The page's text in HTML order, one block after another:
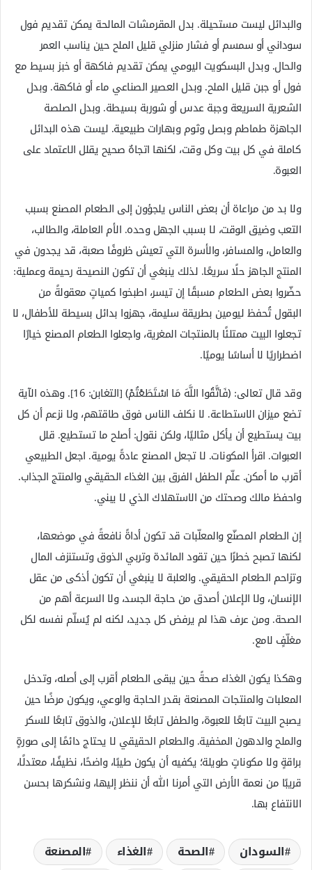
والبدائل ليست مستحيلة. بدل المقرمشات المالحة يمكن تقديم فول
سوداني أو سمسم أو فشار منزلي قليل الملح حين يناسب العمر
والحال. وبدل البسكويت اليومي يمكن تقديم فاكهة أو خبز بسيط مع
فول أو جبن قليل الملح. وبدل العصير الصناعي ماء أو فاكهة. وبدل
الشعرية السريعة وجبة عدس أو شوربة بسيطة. وبدل الصلصة
الجاهزة طماطم وبصل وثوم وبهارات طبيعية. ليست هذه البدائل
كاملة في كل بيت وكل وقت، لكنها اتجاهٌ صحيح يقلل الاعتماد على
العبوة.
ولا بد من مراعاة أن بعض الناس يلجؤون إلى الطعام المصنع بسبب
التعب وضيق الوقت، لا بسبب الجهل وحده. الأم العاملة، والطالب،
والعامل، والمسافر، والأسرة التي تعيش ظروفًا صعبة، قد يجدون في
المنتج الجاهز حلًا سريعًا. لذلك ينبغي أن تكون النصيحة رحيمة وعملية:
حضّروا بعض الطعام مسبقًا إن تيسر، اطبخوا كمياتٍ معقولةً من
البقول تُحفظ ليومين بطريقة سليمة، جهزوا بدائل بسيطة للأطفال، لا
تجعلوا البيت ممتلئًا بالمنتجات المغرية، واجعلوا الطعام المصنع خيارًا
اضطراريًا لا أساسًا يوميًا.
وقد قال تعالى: ﴿فَاتَّقُوا اللَّهَ مَا اسْتَطَعْتُمْ﴾ [التغابن: 16]. وهذه الآية
تضع ميزان الاستطاعة. لا نكلف الناس فوق طاقتهم، ولا نزعم أن كل
بيت يستطيع أن يأكل مثاليًا، ولكن نقول: أصلح ما تستطيع. قلل
العبوات. اقرأ المكونات. لا تجعل المصنع عادةً يومية. اجعل الطبيعي
أقرب ما أمكن. علّم الطفل الفرق بين الغذاء الحقيقي والمنتج الجذاب.
واحفظ مالك وصحتك من الاستهلاك الذي لا يبني.
إن الطعام المصنّع والمعلّبات قد تكون أداةً نافعةً في موضعها،
لكنها تصبح خطرًا حين تقود المائدة وتربي الذوق وتستنزف المال
وتزاحم الطعام الحقيقي. والعلبة لا ينبغي أن تكون أذكى من عقل
الإنسان، ولا الإعلان أصدق من حاجة الجسد، ولا السرعة أهم من
الصحة. ومن عرف هذا لم يرفض كل جديد، لكنه لم يُسلّم نفسه لكل
مغلّفٍ لامع.
وهكذا يكون الغذاء صحةً حين يبقى الطعام أقرب إلى أصله، وتدخل
المعلبات والمنتجات المصنعة بقدر الحاجة والوعي، ويكون مرضًا حين
يصبح البيت تابعًا للعبوة، والطفل تابعًا للإعلان، والذوق تابعًا للسكر
والملح والدهون المخفية. والطعام الحقيقي لا يحتاج دائمًا إلى صورةٍ
براقةٍ ولا مكوناتٍ طويلة؛ يكفيه أن يكون طيبًا، واضحًا، نظيفًا، معتدلًا،
قريبًا من نعمة الأرض التي أمرنا الله أن ننظر إليها، ونشكرها بحسن
الانتفاع بها.
السودان الصحة الغذاء
المصنعة